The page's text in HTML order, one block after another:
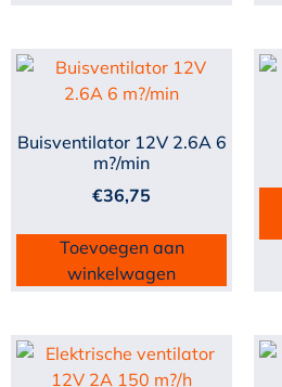
Buisventilator 12V 2.6A 6
m?/min
€36,75
Toevoegen aan
winkelwagen